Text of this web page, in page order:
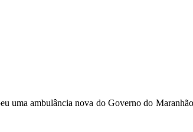
uma ambulância nova do Governo do